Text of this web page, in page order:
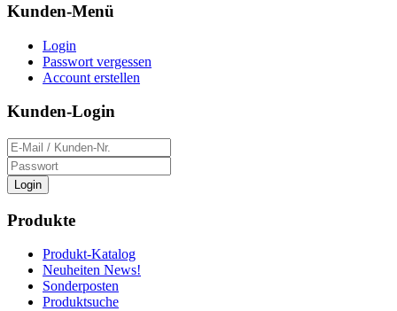
Kunden-Menü
Login
Passwort vergessen
Account erstellen
Kunden-Login
Login
Produkte
Produkt-Katalog
Neuheiten News!
Sonderposten
Produktsuche